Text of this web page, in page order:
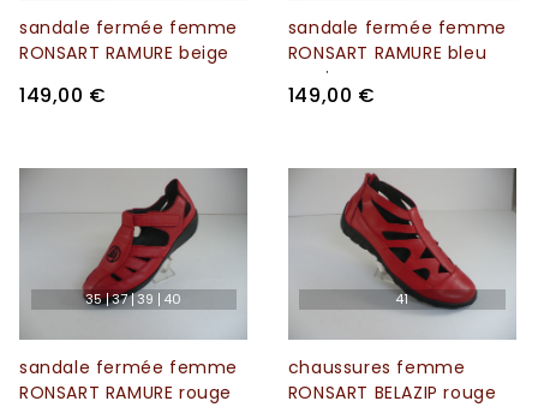
sandale fermée femme
RONSART RAMURE beige
149,00 €
sandale fermée femme
RONSART RAMURE bleu
marine
149,00 €
35 37 39 40
sandale fermée femme
RONSART RAMURE rouge
41
chaussures femme
RONSART BELAZIP rouge